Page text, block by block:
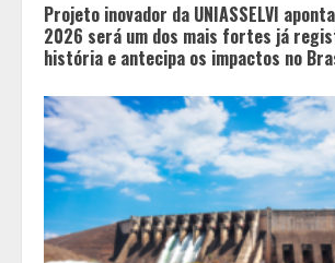
Projeto inovador da UNIASSELVI
2026 será um dos mais fortes já
história e antecipa os impactos no